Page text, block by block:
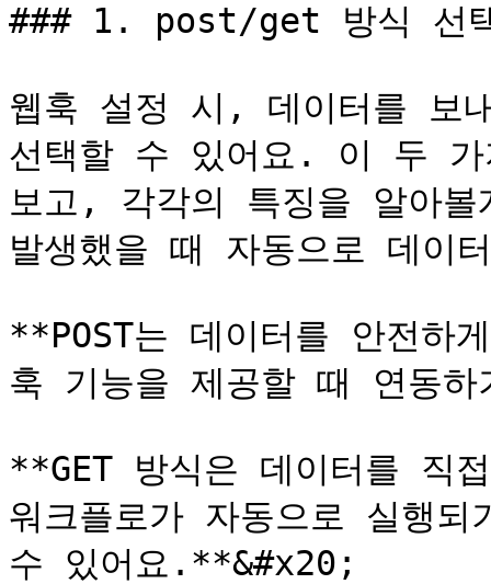
### 1. post/get 방식 선
웹훅 설정 시, 데이터를 보
선택할 수 있어요. 이 두 가
보고, 각각의 특징을 알아
발생했을 때 자동으로 데이
**POST는 데이터를 안전
훅 기능을 제공할 때 연동
**GET 방식은 데이터를 직
워크플로가 자동으로 실행
수 있어요.**&#x20;